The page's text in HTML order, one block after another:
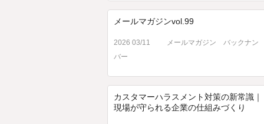
メールマガジンvol.99
2026 03/11
メールマガジン バックナン
バー
カスタマーハラスメント対策の新常識｜
現場が守られる企業の仕組みづくり